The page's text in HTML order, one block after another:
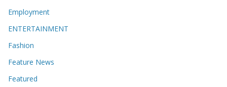
Employment
ENTERTAINMENT
Fashion
Feature News
Featured